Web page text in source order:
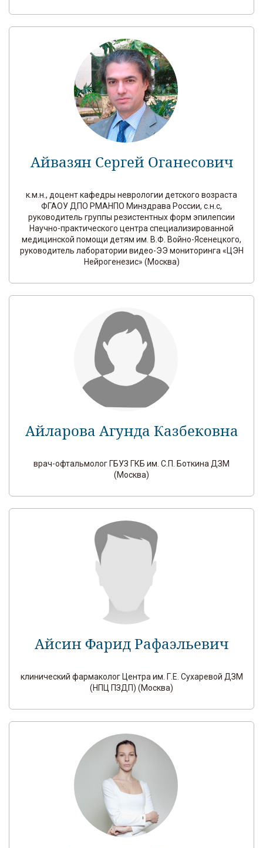
Айвазян Сергей Оганесович
к.м.н., доцент кафедры неврологии детского возраста
ФГАОУ ДПО РМАНПО Минздрава России, с.н.с,
руководитель группы резистентных форм эпилепсии
Научно-практического центра специализированной
медицинской помощи детям им. В.Ф. Войно-Ясенецкого,
руководитель лаборатории видео-ЭЭ мониторинга «ЦЭН
Нейрогенезис» (Москва)
Айларова Агунда Казбековна
врач-офтальмолог ГБУЗ ГКБ им. С.П. Боткина ДЗМ
(Москва)
Айсин Фарид Рафаэльевич
клинический фармаколог Центра им. Г.Е. Сухаревой ДЗМ
(НПЦ ПЗДП) (Москва)